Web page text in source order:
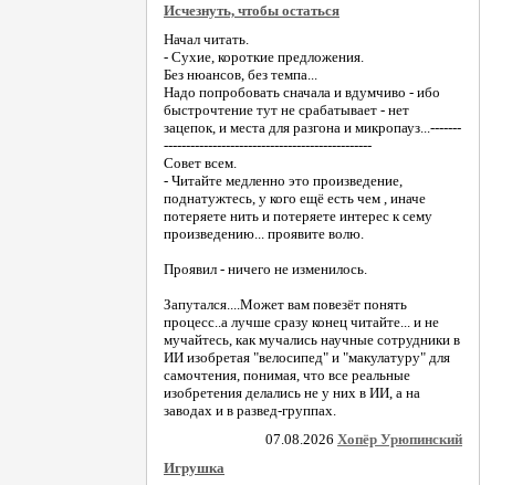
Исчезнуть, чтобы остаться
Начал читать.
- Сухие, короткие предложения.
Без нюансов, без темпа...
Надо попробовать сначала и вдумчиво - ибо
быстрочтение тут не срабатывает - нет
зацепок, и места для разгона и микропауз...-------
-----------------------------------------------
Совет всем.
- Читайте медленно это произведение,
поднатужтесь, у кого ещё есть чем , иначе
потеряете нить и потеряете интерес к сему
произведению... проявите волю.
Проявил - ничего не изменилось.
Запутался....Может вам повезёт понять
процесс..а лучше сразу конец читайте... и не
мучайтесь, как мучались научные сотрудники в
ИИ изобретая "велосипед" и "макулатуру" для
самочтения, понимая, что все реальные
изобретения делались не у них в ИИ, а на
заводах и в развед-группах.
07.08.2026 Хопёр Урюпинский
Игрушка